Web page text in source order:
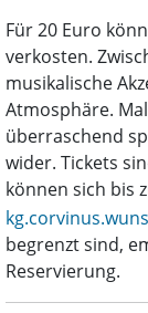
Für 20 Euro
verkosten.
musikalische
Atmosphäre.
überraschend
wider. Tickets
können sich bis
begrenzt sind,
Reservierung.